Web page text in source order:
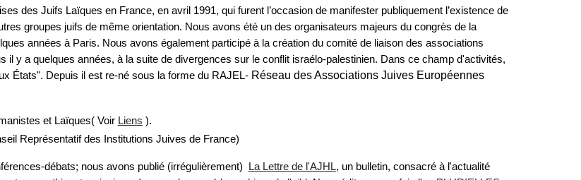
des Juifs Laïques en France, en avril 1991, qui furent l’occasion de manifester publiquement l’existence de
groupes juifs de même orientation. Nous avons été un des organisateurs majeurs du congrès de la
années à Paris. Nous avons également participé à la création du comité de liaison des associations
y a quelques années, à la suite de divergences sur le conflit israélo-palestinien. Dans ce champ d'activités,
États". Depuis il est re-né sous la forme du RAJEL- Réseau des Associations Juives Européennes
et Laïques( Voir Liens ).
Représentatif des Institutions Juives de France)
débats; nous avons publié (irrégulièrement) La Lettre de l'AJHL, un bulletin, consacré à l'actualité